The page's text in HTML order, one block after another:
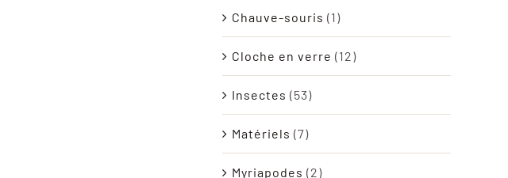
Chauve-souris (1)
Cloche en verre (12)
Insectes (53)
Matériels (7)
Myriapodes (2)